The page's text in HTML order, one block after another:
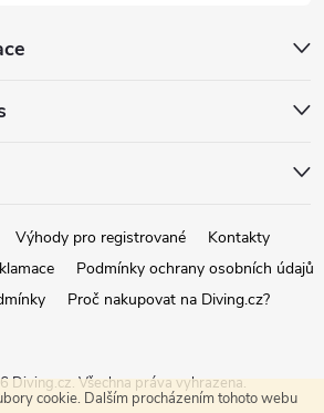
cookie. Dalším procházením tohoto webu
Výhody pro registrované
Kontakty
Podmínky ochrany osobních údajů
Proč nakupovat na Diving.cz?
Diving.cz. Všechna práva vyhrazena.